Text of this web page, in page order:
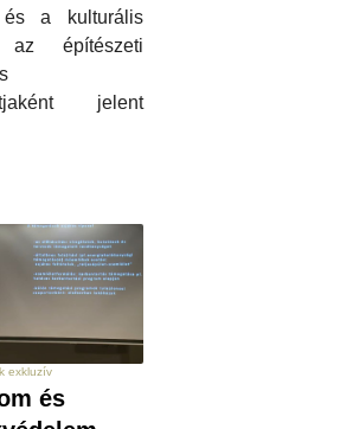
a kulturális
az építészeti
jelent
exkluzív
és